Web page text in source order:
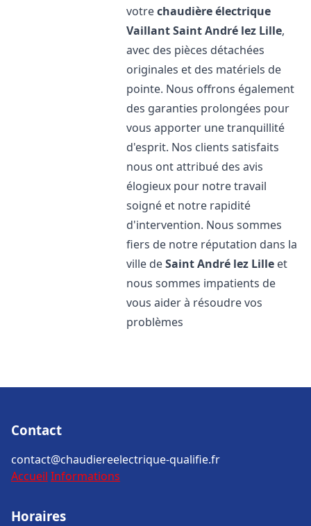
votrechaudière électrique
VaillantSaint André lez Lille,
avec des pièces détachées
originales et des matériels de
pointe. Nous offrons également
des garanties prolongées pour
vous apporter une tranquillité
d'esprit. Nos clients satisfaits
nous ont attribué des avis
élogieux pour notre travail
soigné et notre rapidité
d'intervention. Nous sommes
fiers de notre réputation dans la
ville deSaint André lez Lille et
nous sommes impatients de
vous aider à résoudre vos
problèmes
Contact
contact@chaudiereelectrique-qualifie.fr
Accueil Informations
Horaires